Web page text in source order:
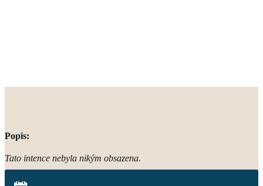
Popis:
Tato intence nebyla nikým obsazena.